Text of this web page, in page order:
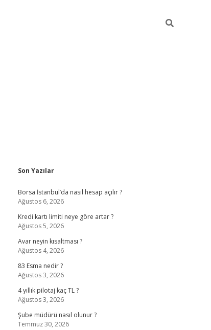
Sidebar
Son Yazılar
Borsa İstanbul’da nasıl hesap açılır ?
Ağustos 6, 2026
Kredi kartı limiti neye göre artar ?
Ağustos 5, 2026
Avar neyin kısaltması ?
Ağustos 4, 2026
83 Esma nedir ?
Ağustos 3, 2026
4 yıllık pilotaj kaç TL ?
Ağustos 3, 2026
Şube müdürü nasıl olunur ?
Temmuz 30, 2026